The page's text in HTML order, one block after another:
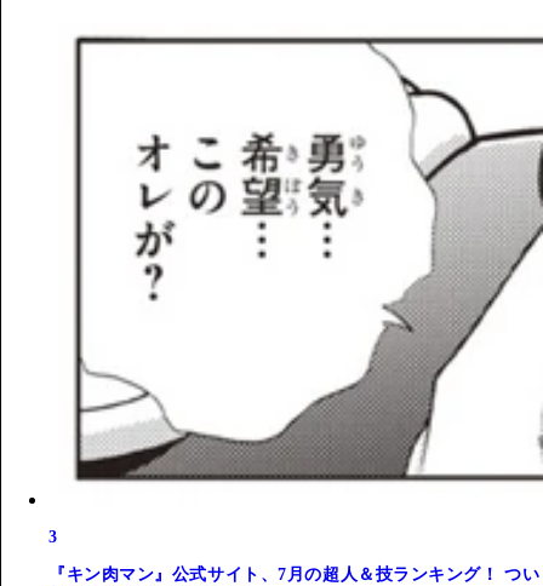
3
『キン肉マン』公式サイト、7月の超人＆技ランキング！ つい